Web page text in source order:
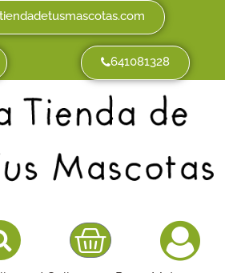
641081328